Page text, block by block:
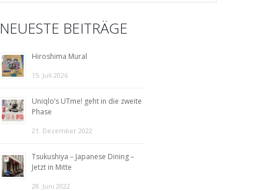
NEUESTE BEITRÄGE
Hiroshima Mural
15. Juli 2026
Uniqlo’s UTme! geht in die zweite
Phase
21. Dezember 2022
Tsukushiya – Japanese Dining –
Jetzt in Mitte
28. Juni 2022